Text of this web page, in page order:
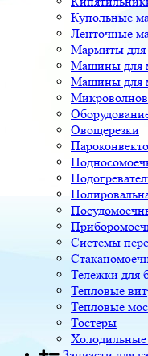
Купольные
Ленточные
Мармиты
Машины для
Машины для
Овощерезки
Системы
Тележки для
Тепловые
Тепловые
Тостеры